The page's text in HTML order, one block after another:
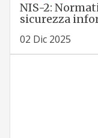
NIS-2:
sicurezza
02 Dic 2025